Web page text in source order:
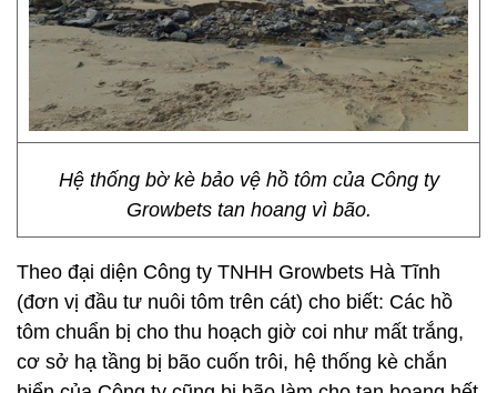
Hệ thống bờ kè bảo vệ hồ tôm của Công ty
Growbets tan hoang vì bão.
Theo đại diện Công ty TNHH Growbets Hà Tĩnh
(đơn vị đầu tư nuôi tôm trên cát) cho biết: Các hồ
tôm chuẩn bị cho thu hoạch giờ coi như mất trắng,
cơ sở hạ tầng bị bão cuốn trôi, hệ thống kè chắn